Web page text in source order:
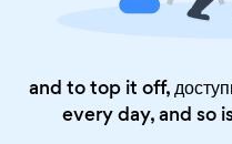
and to top it off,
every day, and so